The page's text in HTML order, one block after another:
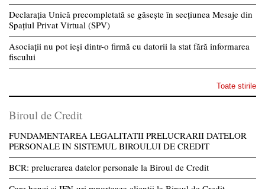
Declarația Unică precompletată se găsește în secțiunea Mesaje din
Spațiul Privat Virtual (SPV)
Asociații nu pot ieși dintr-o firmă cu datorii la stat fără informarea
fiscului
Toate stirile
Biroul de Credit
FUNDAMENTAREA LEGALITATII PRELUCRARII DATELOR
PERSONALE IN SISTEMUL BIROULUI DE CREDIT
BCR: prelucrarea datelor personale la Biroul de Credit